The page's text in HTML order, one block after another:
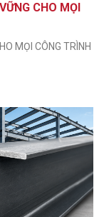
CHO MỌI
MỌI CÔNG TRÌNH